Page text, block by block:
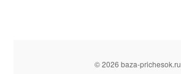
© 2026 baza-prichesok.ru